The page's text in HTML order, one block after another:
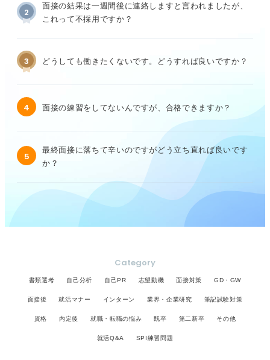
2
面接の結果は一週間後に連絡しますと言われましたが、
これって不採用ですか？
3 どうしても働きたくないです。どうすれば良いですか？
4 面接の練習をしてないんですが、合格できますか？
5
最終面接に落ちて辛いのですがどう立ち直れば良いです
か？
Category
書類選考 自己分析 自己PR 志望動機 面接対策 GD・GW
面接後 就活マナー インターン 業界・企業研究 筆記試験対策
資格 内定後 就職・転職の悩み 既卒 第二新卒 その他
就活Q&A SPI練習問題